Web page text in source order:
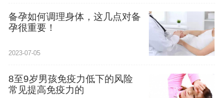
备孕如何调理身体，这几点对备
孕很重要！
2023-07-05
8至9岁男孩免疫力低下的风险
常见提高免疫力的